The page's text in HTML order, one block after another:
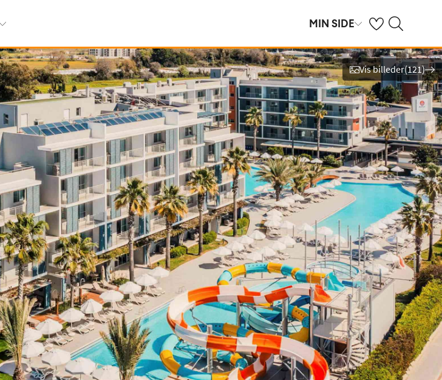
MIN SIDE Se dine gemte
Søg på spies.dk
Vis billeder(121)